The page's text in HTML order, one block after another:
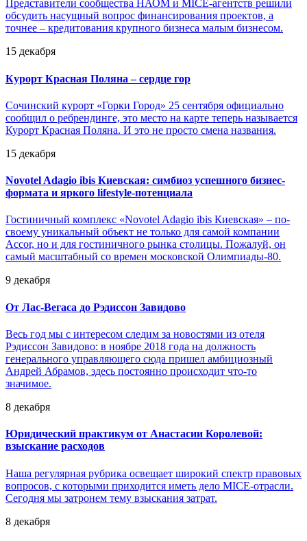
Представители сообщества НАОМ и MICE-агентств решили
обсудить насущный вопрос финансирования проектов, а
точнее – кредитования крупного бизнеса малым бизнесом.
15 декабря
Курорт Красная Поляна – сердце гор
Сочинский курорт «Горки Город» 25 сентября официально
сообщил о ребрендинге, это место на карте теперь называется
Курорт Красная Поляна. И это не просто смена названия.
15 декабря
Novotel Adagio ibis Киевская: симбиоз успешного бизнес-
формата и яркого lifestyle-потенциала
Гостиничный комплекс «Novotel Adagio ibis Киевская» – по-
своему уникальный объект не только для самой компании
Accor, но и для гостиничного рынка столицы. Пожалуй, он
самый масштабный со времен московской Олимпиады-80.
9 декабря
От Лас-Вегаса до Рэдиссон Завидово
Весь год мы с интересом следим за новостями из отеля
Рэдиссон Завидово: в ноябре 2018 года на должность
генерального управляющего сюда пришел амбициозный
Андрей Абрамов, здесь постоянно происходит что-то
значимое.
8 декабря
Юридический практикум от Анастасии Королевой:
взыскание расходов
Наша регулярная рубрика освещает широкий спектр правовых
вопросов, с которыми приходится иметь дело MICE-отрасли.
Сегодня мы затронем тему взыскания затрат.
8 декабря